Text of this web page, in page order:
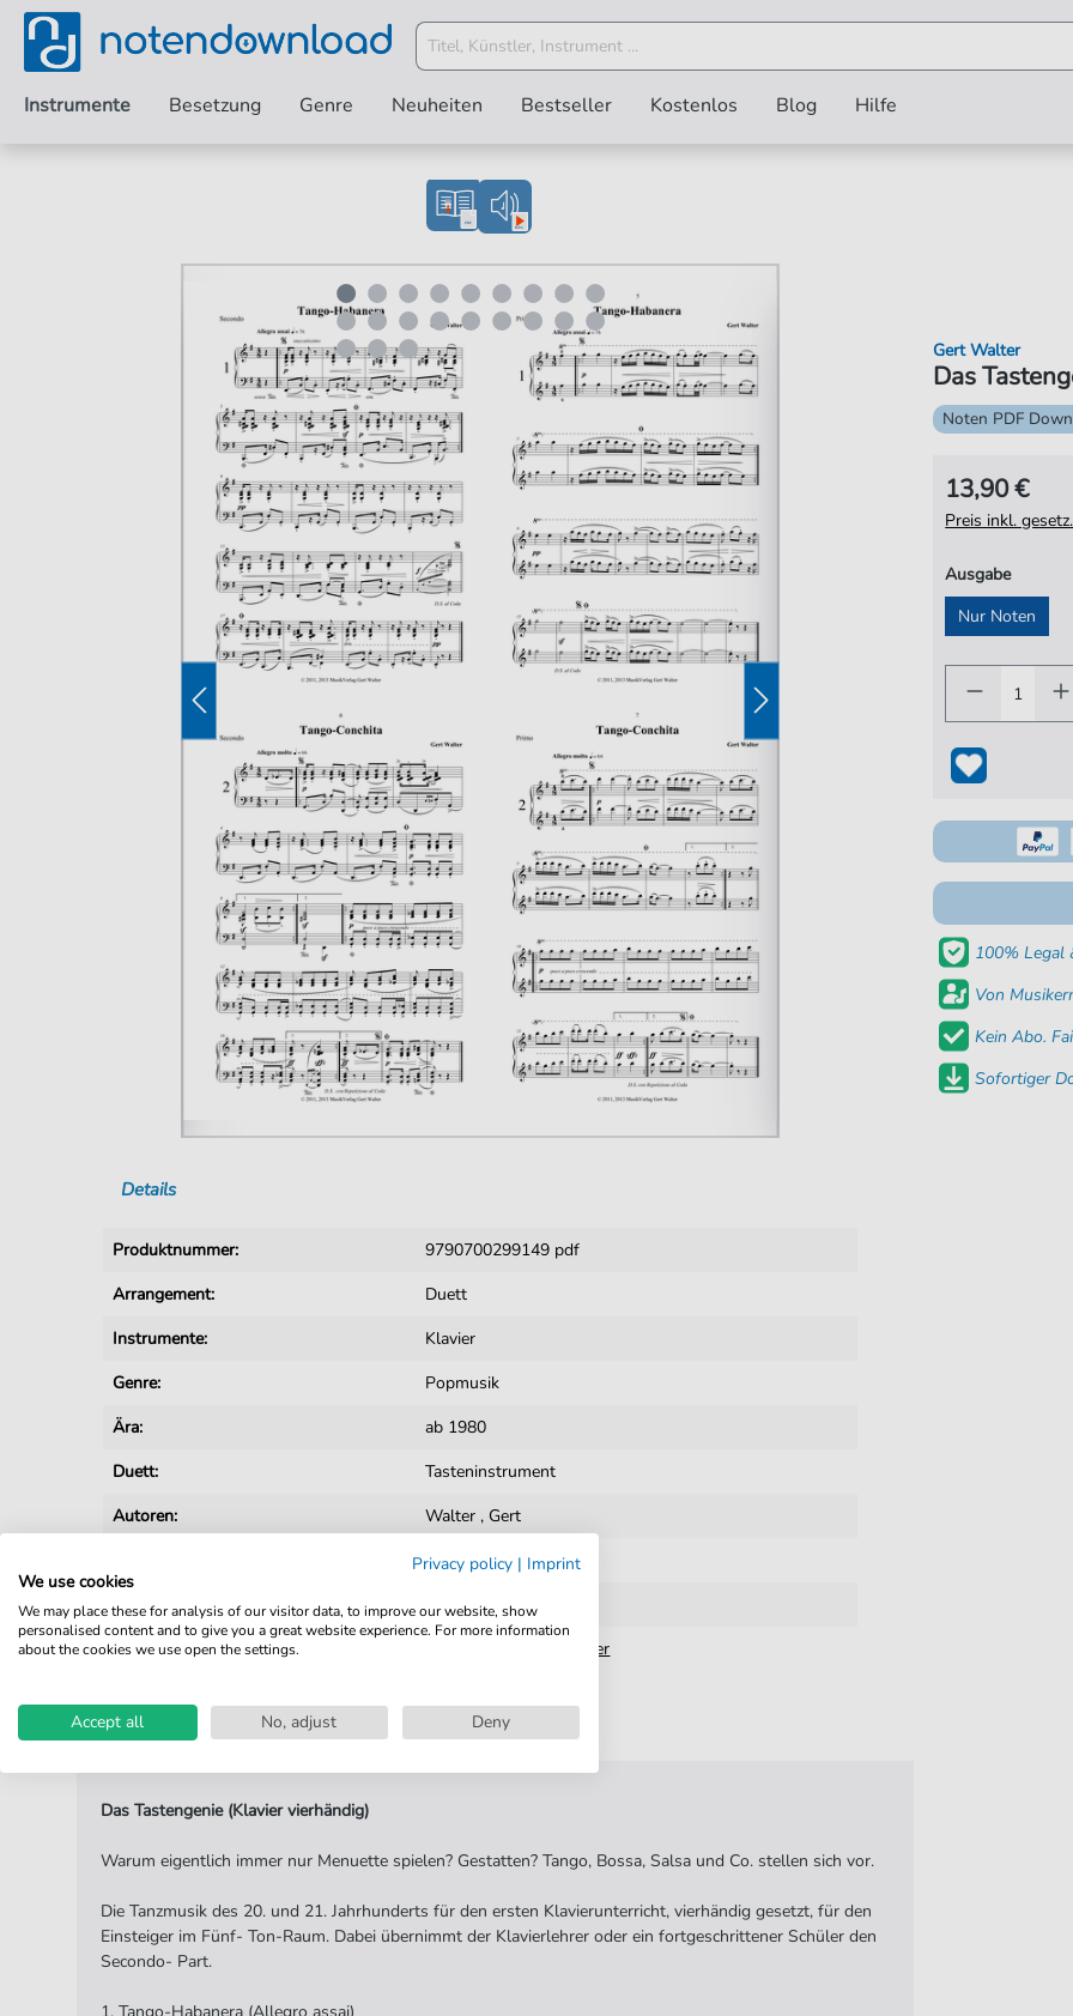
Instrumente Besetzung Genre Neuheiten Bestseller Kostenlos Blog Hilfe
Details
Produktnummer:
9790700299149 pdf
Arrangement:
Duett
Instrumente:
Klavier
Genre:
Popmusik
Ära:
ab 1980
Duett:
Tasteninstrument
Autoren:
Walter ,Gert
28
Spieldauer:
:
Verlag:
MusikVerlag Gert Walter
Das
Gert Walter
Noten PDF
13,90 €
Preis inkl.
Ausgabe
Nur Noten
100% Legal
Von
Kein Abo.
Sofortiger
Produktbeschreibung
Das Tastengenie (Klavier vierhändig)
Warum eigentlich immer nur Menuette spielen? Gestatten? Tango, Bossa, Salsa und Co. stellen sich vor.
Die Tanzmusik des 20. und 21. Jahrhunderts für den ersten Klavierunterricht, vierhändig gesetzt, für den
Einsteiger im Fünf- Ton-Raum. Dabei übernimmt der Klavierlehrer oder ein fortgeschrittener Schüler den
Secondo- Part.
Privacy policy | Imprint
We use cookies
We may place these for analysis of our visitor data, to improve our website, show
personalised content and to give you a great website experience. For more information
about the cookies we use open the settings.
Accept all No, adjust Deny